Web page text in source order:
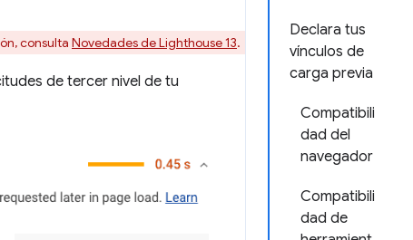
Declara tus
vínculos de
carga previa
Compatibili
dad del
navegador
Compatibili
dad de
consulta Novedades de Lighthouse 13.
de tercer nivel de tu